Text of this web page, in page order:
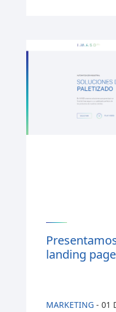
landing page
MARKETING- 01